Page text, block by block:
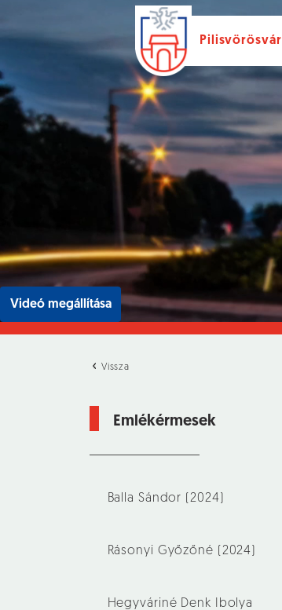
Ugrás a fő tartalomhoz
Pilisvörösvár
Videó megállítása
Vissza
Emlékérmesek
Balla Sándor (2024)
Rásonyi Győzőné (2024)
Hegyváriné Denk Ibolya
Hírek [